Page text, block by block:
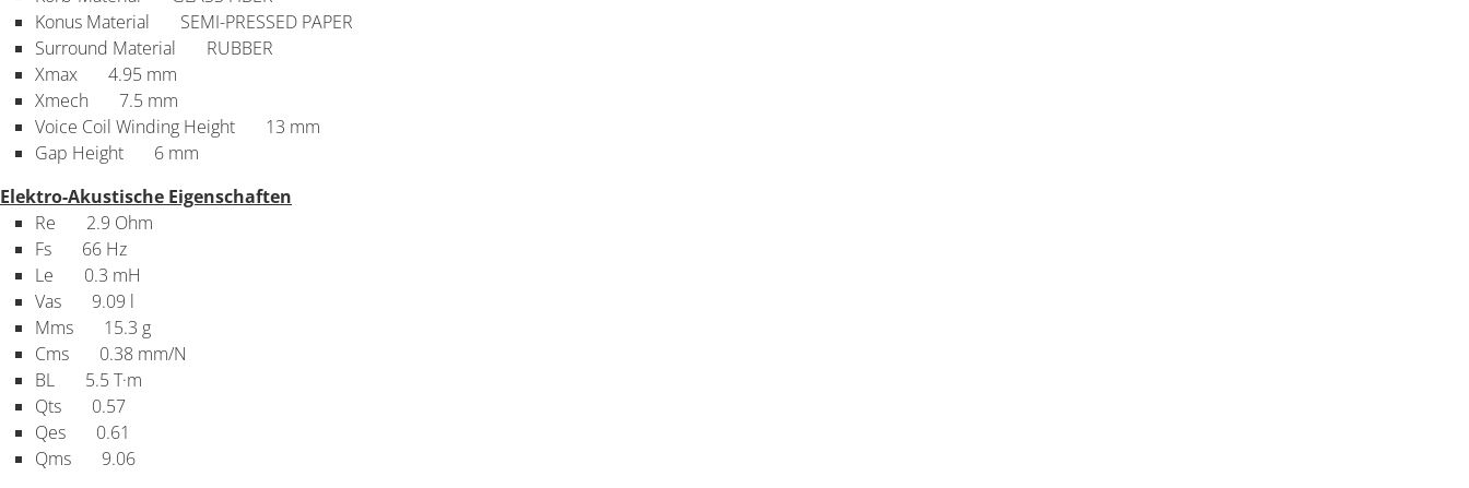
Konus Material
SEMI-PRESSED PAPER
Surround Material
RUBBER
Xmax
4.95 mm
Xmech
7.5 mm
Voice Coil Winding Height
13 mm
Gap Height
6 mm
Elektro-Akustische Eigenschaften
Re
2.9 Ohm
Fs
66 Hz
Le
0.3 mH
Vas
9.09 l
Mms
15.3 g
Cms
0.38 mm/N
BL
5.5 T·m
Qts
0.57
Qes
0.61
Qms
9.06